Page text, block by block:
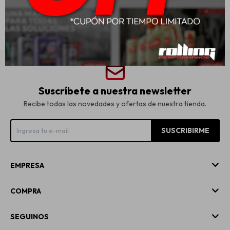
Suscríbete a nuestra newsletter
Recibe todas las novedades y ofertas de nuestra tienda.
SUSCRIBIRME
EMPRESA
COMPRA
SEGUINOS